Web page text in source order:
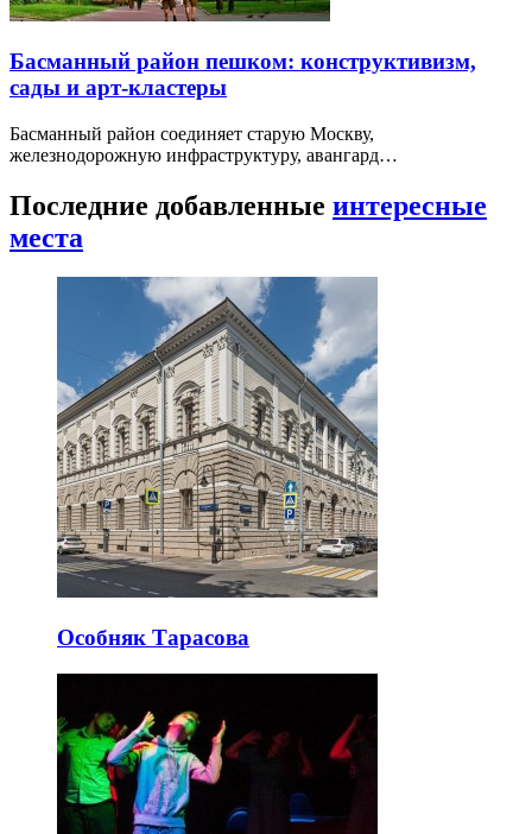
Басманный район пешком: конструктивизм,
сады и арт-кластеры
Басманный район соединяет старую Москву,
железнодорожную инфраструктуру, авангард…
Последние добавленные интересные
места
Особняк Тарасова